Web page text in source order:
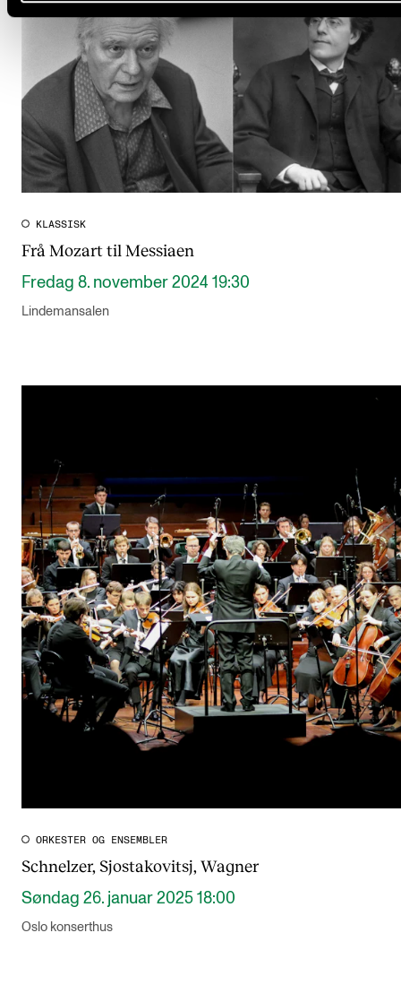
KLASSISK
Frå Mozart til Messiaen
Fredag 8. november 2024 19:30
Lindemansalen
ORKESTER OG ENSEMBLER
Schnelzer, Sjostakovitsj, Wagner
Søndag 26. januar 2025 18:00
Oslo konserthus